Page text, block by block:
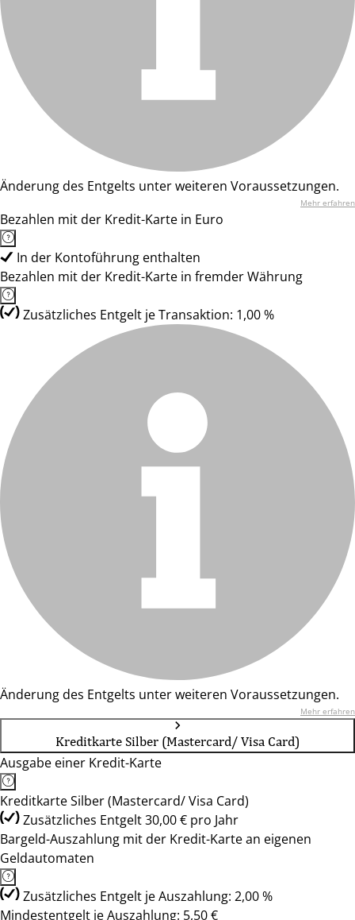
Änderung des Entgelts unter weiteren Voraussetzungen.
Mehr erfahren
Bezahlen mit der Kredit-Karte in Euro
In der Kontoführung enthalten
Bezahlen mit der Kredit-Karte in fremder Währung
Zusätzliches Entgelt je Transaktion: 1,00 %
Änderung des Entgelts unter weiteren Voraussetzungen.
Mehr erfahren
Kreditkarte Silber (Mastercard/ Visa Card)
Ausgabe einer Kredit-Karte
Kreditkarte Silber (Mastercard/ Visa Card)
Zusätzliches Entgelt 30,00 € pro Jahr
Bargeld-Auszahlung mit der Kredit-Karte an eigenen
Geldautomaten
Zusätzliches Entgelt je Auszahlung: 2,00 %
Mindestentgelt je Auszahlung: 5,50 €